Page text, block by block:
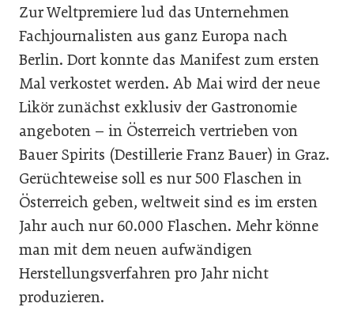
Zur Weltpremiere lud das Unternehmen
Fachjournalisten aus ganz Europa nach
Berlin. Dort konnte das Manifest zum ersten
Mal verkostet werden. Ab Mai wird der neue
Likör zunächst exklusiv der Gastronomie
angeboten – in Österreich vertrieben von
Bauer Spirits (Destillerie Franz Bauer) in Graz.
Gerüchteweise soll es nur 500 Flaschen in
Österreich geben, weltweit sind es im ersten
Jahr auch nur 60.000 Flaschen. Mehr könne
man mit dem neuen aufwändigen
Herstellungsverfahren pro Jahr nicht
produzieren.